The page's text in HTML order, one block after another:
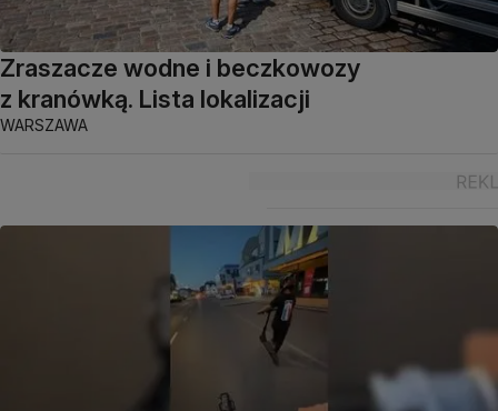
Zraszacze wodne i beczkowozy
z kranówką. Lista lokalizacji
WARSZAWA